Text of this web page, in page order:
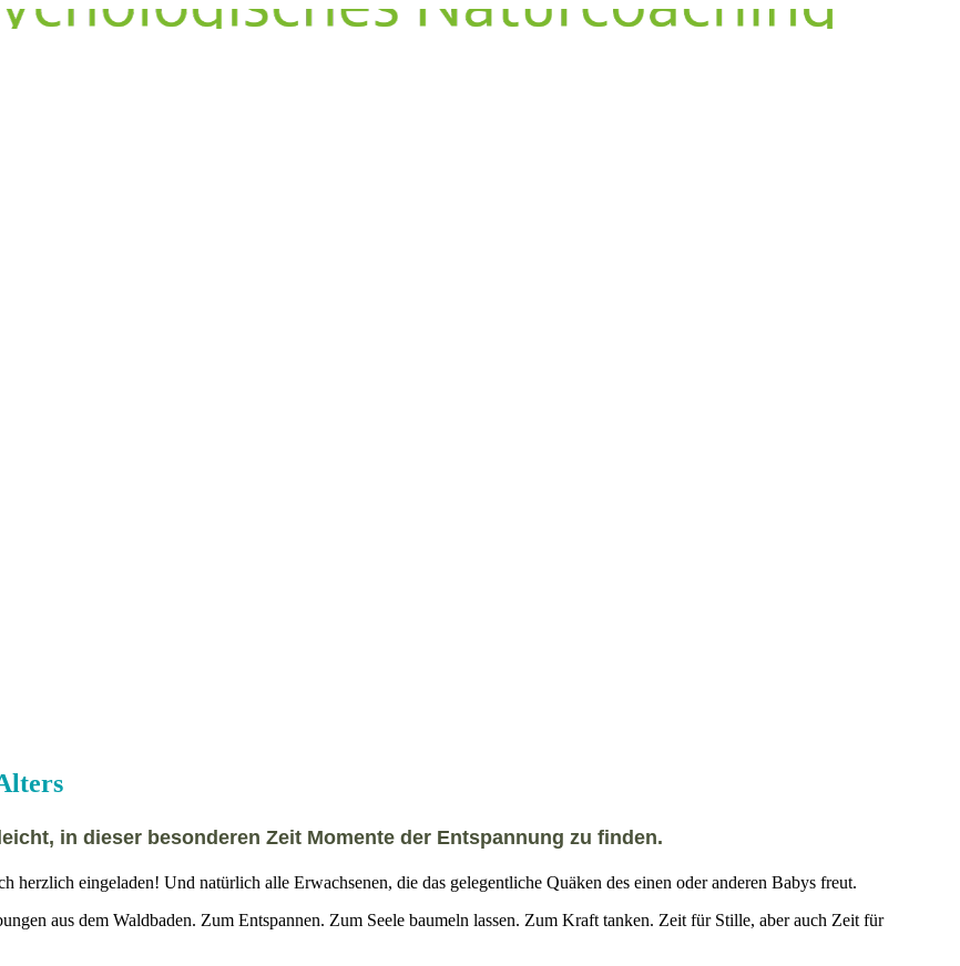
in dieser besonderen Zeit Momente der Entspannung zu finden.
herzlich eingeladen! Und natürlich alle Erwachsenen, die das gelegentliche Quäken des einen oder anderen Babys freut.
aus dem Waldbaden. Zum Entspannen. Zum Seele baumeln lassen. Zum Kraft tanken. Zeit für Stille, aber auch Zeit für